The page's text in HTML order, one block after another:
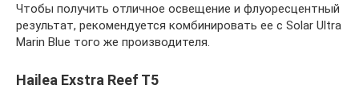
Чтобы получить отличное освещение и флуоресцентный
результат, рекомендуется комбинировать ее с Solar Ultra
Marin Blue того же производителя.
Hailea Exstra Reef T5